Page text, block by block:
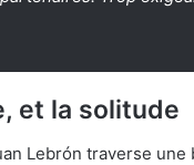
et la solitude
Lebrón traverse